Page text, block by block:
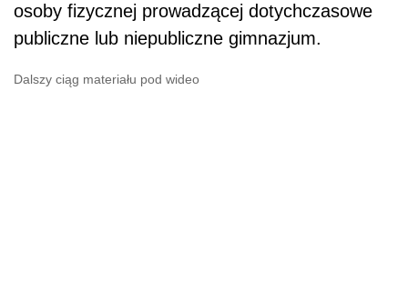
osoby fizycznej prowadzącej dotychczasowe
publiczne lub niepubliczne gimnazjum.
Dalszy ciąg materiału pod wideo